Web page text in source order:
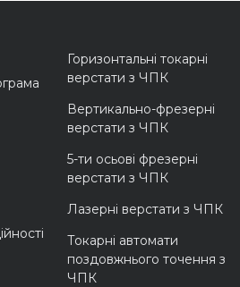
Горизонтальні токарні
верстати з ЧПК
Вертикально-фрезерні
верстати з ЧПК
5-ти осьові фрезерні
верстати з ЧПК
Лазерні верстати з ЧПК
Токарні автомати
поздовжнього точення з
ЧПК